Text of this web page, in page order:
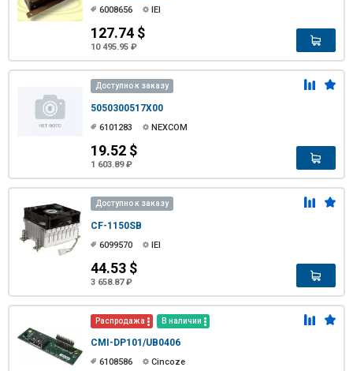
6008656 IEI
127.74 $
10 495.95 ₽
Доступно к заказу
5050300517X00
6101283 NEXCOM
19.52 $
1 603.89 ₽
Доступно к заказу
CF-1150SB
6099570 IEI
44.53 $
3 658.87 ₽
Распродажа В наличии
CMI-DP101/UB0406
6108586 Cincoze